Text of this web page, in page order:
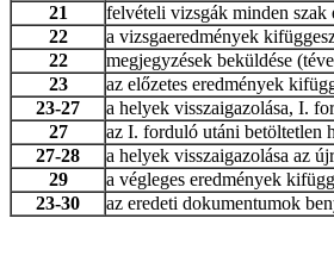
21
felvételi vizsgák minden szak
22
a vizsgaeredmények
22
megjegyzések beküldése
23
az előzetes eredmények
23-27
a helyek visszaigazolása, I.
27
az I. forduló utáni betöltetlen
27-28
a helyek visszaigazolása az
29
a végleges eredmények
23-30
az eredeti dokumentumok